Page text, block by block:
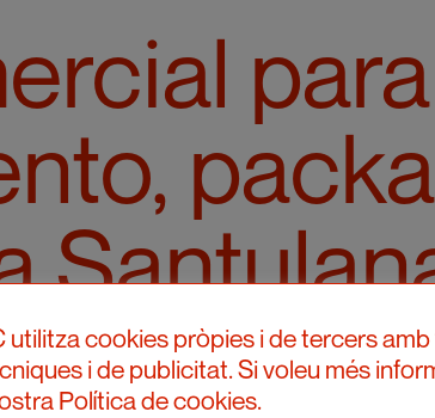
utilitza cookies pròpies i de tercers
i de publicitat. Si voleu més
Política de cookies.